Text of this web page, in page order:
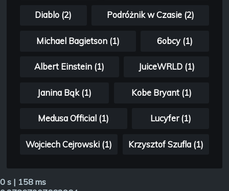
Diablo (2) Podróżnik w Czasie (2)
Michael Bagietson (1) 6obcy (1)
Albert Einstein (1) JuiceWRLD (1)
Janina Bąk (1) Kobe Bryant (1)
Medusa Official (1) Lucyfer (1)
Wojciech Cejrowski (1) Krzysztof Szufla (1)
0 s | 158 ms